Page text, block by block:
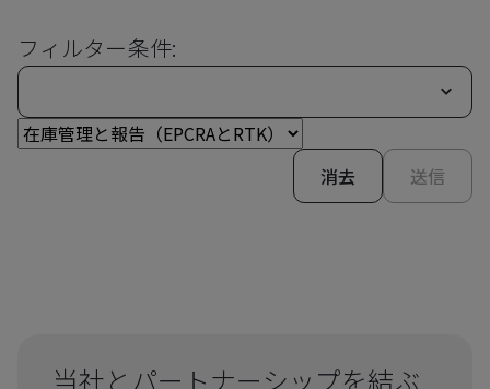
フィルター条件:
消去 送信
当社とパートナーシップを結ぶ